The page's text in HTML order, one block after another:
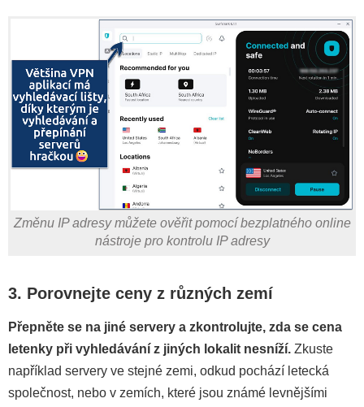
Změnu IP adresy můžete ověřit pomocí bezplatného online
nástroje pro kontrolu IP adresy
3. Porovnejte ceny z různých zemí
Přepněte se na jiné servery a zkontrolujte, zda se cena
letenky při vyhledávání z jiných lokalit nesníží. Zkuste
například servery ve stejné zemi, odkud pochází letecká
společnost, nebo v zemích, které jsou známé levnějšími